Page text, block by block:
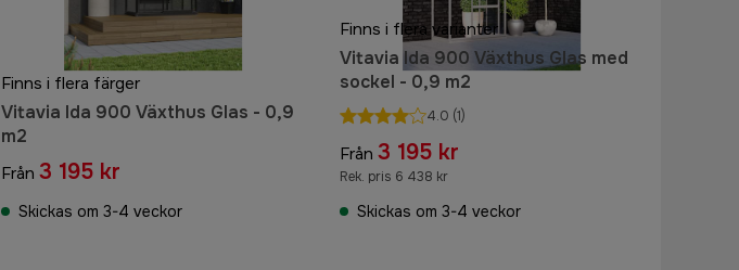
Finns i flera färger
Vitavia Ida 900 Växthus Glas - 0,9
m2
Från 3 195 kr
Skickas om 3-4 veckor
Finns i flera varianter
Vitavia Ida 900 Växthus Glas med
sockel - 0,9 m2
4.0 (1)
Från 3 195 kr
Rek. pris 6 438 kr
Skickas om 3-4 veckor